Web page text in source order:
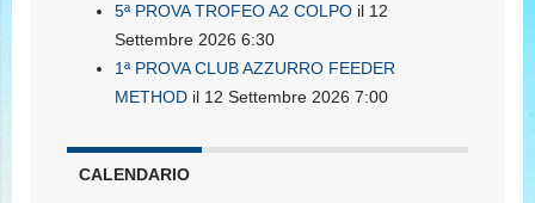
5ª PROVA TROFEO A2 COLPO il 12
Settembre 2026 6:30
1ª PROVA CLUB AZZURRO FEEDER
METHOD il 12 Settembre 2026 7:00
CALENDARIO